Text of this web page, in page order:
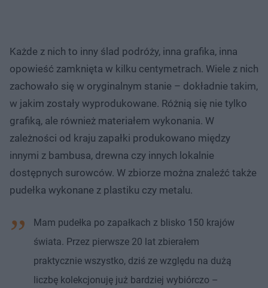
Każde z nich to inny ślad podróży, inna grafika, inna
opowieść zamknięta w kilku centymetrach. Wiele z nich
zachowało się w oryginalnym stanie – dokładnie takim,
w jakim zostały wyprodukowane. Różnią się nie tylko
grafiką, ale również materiałem wykonania. W
zależności od kraju zapałki produkowano między
innymi z bambusa, drewna czy innych lokalnie
dostępnych surowców. W zbiorze można znaleźć także
pudełka wykonane z plastiku czy metalu.
Mam pudełka po zapałkach z blisko 150 krajów
świata. Przez pierwsze 20 lat zbierałem
praktycznie wszystko, dziś ze względu na dużą
liczbę kolekcjonuję już bardziej wybiórczo –